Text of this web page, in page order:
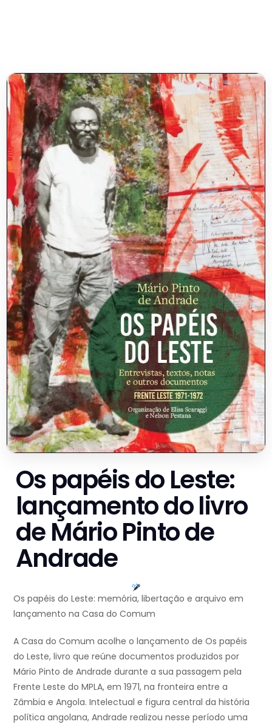
Os papéis do Leste:
lançamento do livro
de Mário Pinto de
Andrade
Os papéis do Leste: memória, libertação e arquivo em
lançamento na Casa do Comum
A Casa do Comum acolhe o lançamento de Os papéis
do Leste, livro que reúne documentos produzidos por
Mário Pinto de Andrade durante a sua passagem pela
Frente Leste do MPLA, em 1971, na fronteira entre a
Zâmbia e Angola. Intelectual e figura central da história
política angolana, Andrade realizou nesse período uma